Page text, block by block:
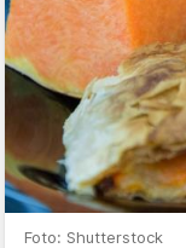
Foto: Shutterstock